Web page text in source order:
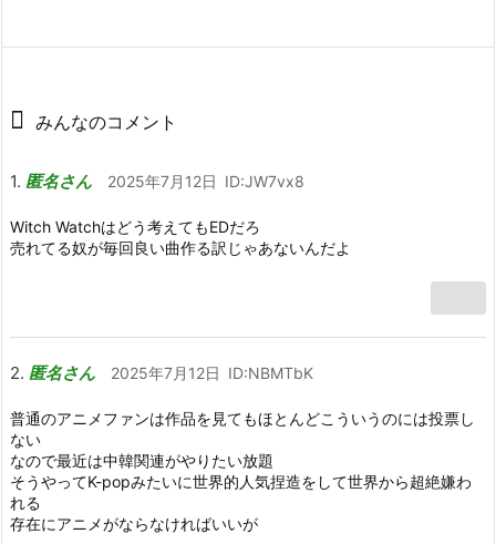
みんなのコメント
匿名さん 2025年7月12日 ID:JW7vx8
Witch Watchはどう考えてもEDだろ
売れてる奴が毎回良い曲作る訳じゃあないんだよ
匿名さん 2025年7月12日 ID:NBMTbK
普通のアニメファンは作品を見てもほとんどこういうのには投票し
ない
なので最近は中韓関連がやりたい放題
そうやってK-popみたいに世界的人気捏造をして世界から超絶嫌わ
れる
存在にアニメがならなければいいが